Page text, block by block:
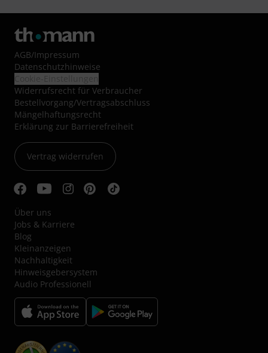
AGB/Impressum
Datenschutzhinweise
Widerrufsrecht für Verbraucher
Bestellvorgang/Vertragsabschluss
Mängelhaftungsrecht
Erklärung zur Barrierefreiheit
Vertrag widerrufen
Über uns
Jobs & Karriere
Blog
Kleinanzeigen
Nachhaltigkeit
Hinweisgebersystem
Audio Professionell